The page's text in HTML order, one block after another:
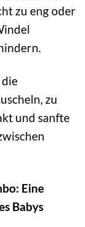
zu eng oder
die
zu
und sanfte
Eine
Babys